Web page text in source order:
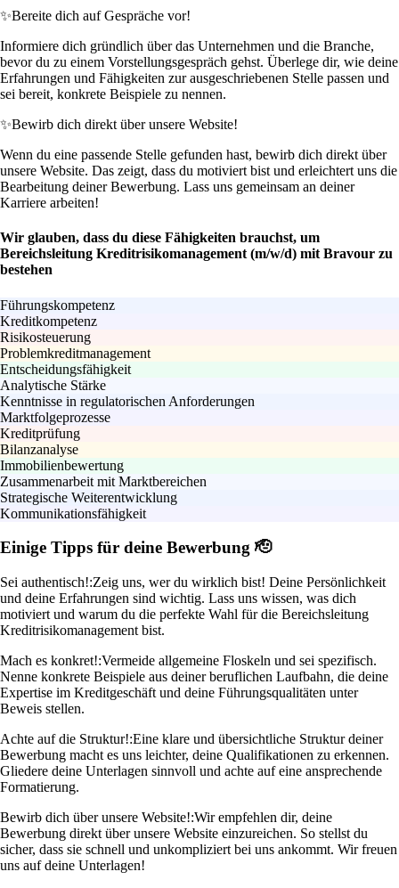
✨Bereite dich auf Gespräche vor!
Informiere dich gründlich über das Unternehmen und die Branche,
bevor du zu einem Vorstellungsgespräch gehst. Überlege dir, wie deine
Erfahrungen und Fähigkeiten zur ausgeschriebenen Stelle passen und
sei bereit, konkrete Beispiele zu nennen.
✨Bewirb dich direkt über unsere Website!
Wenn du eine passende Stelle gefunden hast, bewirb dich direkt über
unsere Website. Das zeigt, dass du motiviert bist und erleichtert uns die
Bearbeitung deiner Bewerbung. Lass uns gemeinsam an deiner
Karriere arbeiten!
Wir glauben, dass du diese Fähigkeiten brauchst, um
Bereichsleitung Kreditrisikomanagement (m/w/d) mit Bravour zu
bestehen
Führungskompetenz
Kreditkompetenz
Risikosteuerung
Problemkreditmanagement
Entscheidungsfähigkeit
Analytische Stärke
Kenntnisse in regulatorischen Anforderungen
Marktfolgeprozesse
Kreditprüfung
Bilanzanalyse
Immobilienbewertung
Zusammenarbeit mit Marktbereichen
Strategische Weiterentwicklung
Kommunikationsfähigkeit
Einige Tipps für deine Bewerbung 🫡
Sei authentisch!:Zeig uns, wer du wirklich bist! Deine Persönlichkeit
und deine Erfahrungen sind wichtig. Lass uns wissen, was dich
motiviert und warum du die perfekte Wahl für die Bereichsleitung
Kreditrisikomanagement bist.
Mach es konkret!:Vermeide allgemeine Floskeln und sei spezifisch.
Nenne konkrete Beispiele aus deiner beruflichen Laufbahn, die deine
Expertise im Kreditgeschäft und deine Führungsqualitäten unter
Beweis stellen.
Achte auf die Struktur!:Eine klare und übersichtliche Struktur deiner
Bewerbung macht es uns leichter, deine Qualifikationen zu erkennen.
Gliedere deine Unterlagen sinnvoll und achte auf eine ansprechende
Formatierung.
Bewirb dich über unsere Website!:Wir empfehlen dir, deine
Bewerbung direkt über unsere Website einzureichen. So stellst du
sicher, dass sie schnell und unkompliziert bei uns ankommt. Wir freuen
uns auf deine Unterlagen!